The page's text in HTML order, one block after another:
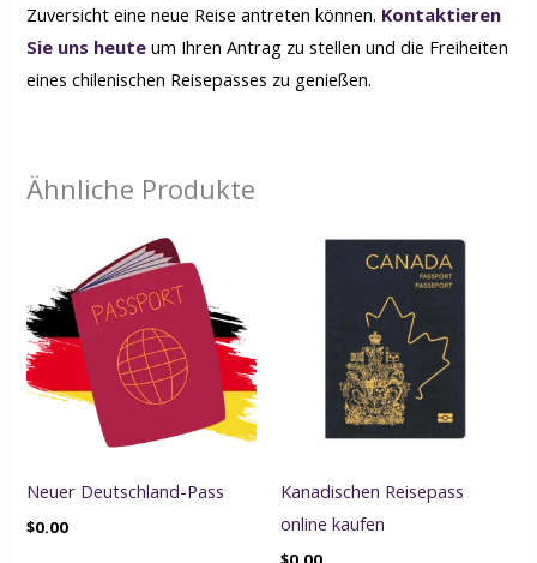
Zuversicht eine neue Reise antreten können. Kontaktieren
Sie uns heute um Ihren Antrag zu stellen und die Freiheiten
eines chilenischen Reisepasses zu genießen.
Ähnliche Produkte
Neuer Deutschland-Pass
$0.00
Kanadischen Reisepass
online kaufen